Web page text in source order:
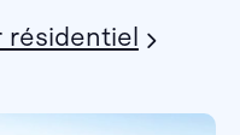
résidentiel